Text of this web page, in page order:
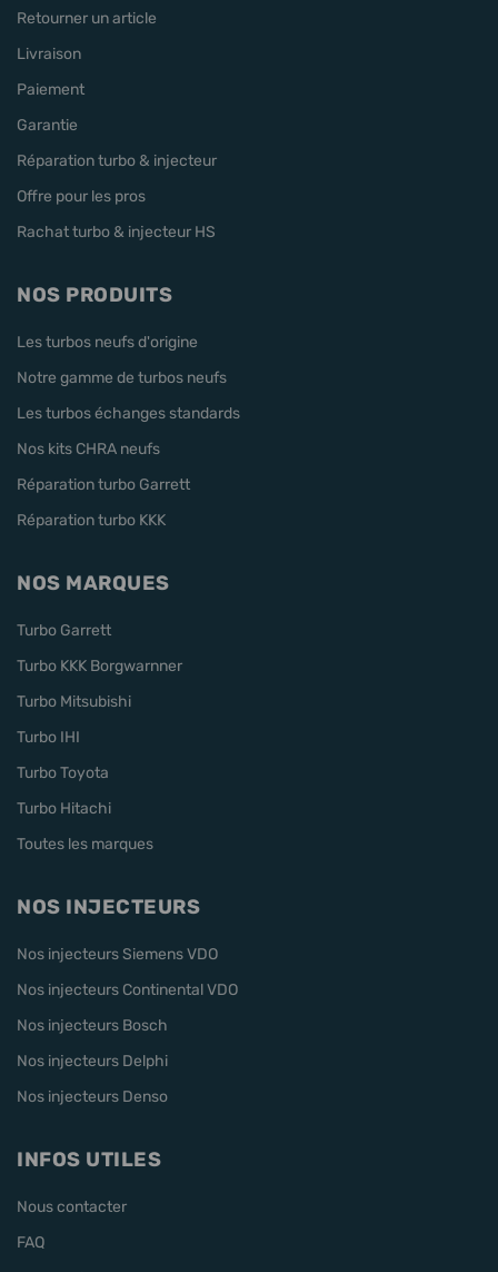
Retourner un article
Livraison
Paiement
Garantie
Réparation turbo & injecteur
Offre pour les pros
Rachat turbo & injecteur HS
NOS PRODUITS
Les turbos neufs d'origine
Notre gamme de turbos neufs
Les turbos échanges standards
Nos kits CHRA neufs
Réparation turbo Garrett
Réparation turbo KKK
NOS MARQUES
Turbo Garrett
Turbo KKK Borgwarnner
Turbo Mitsubishi
Turbo IHI
Turbo Toyota
Turbo Hitachi
Toutes les marques
NOS INJECTEURS
Nos injecteurs Siemens VDO
Nos injecteurs Continental VDO
Nos injecteurs Bosch
Nos injecteurs Delphi
Nos injecteurs Denso
INFOS UTILES
Nous contacter
FAQ